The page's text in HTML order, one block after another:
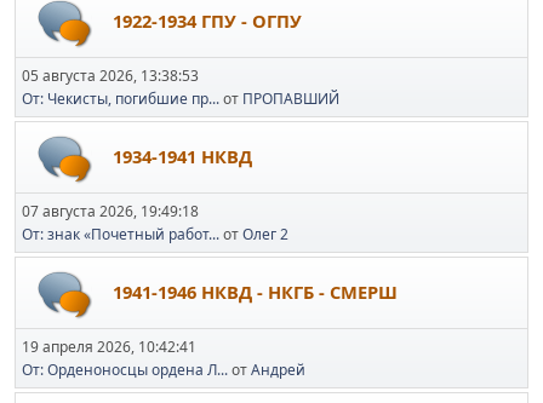
1922-1934 ГПУ - ОГПУ
05 августа 2026, 13:38:53
От: Чекисты, погибшие пр...от ПРОПАВШИЙ
1934-1941 НКВД
07 августа 2026, 19:49:18
От: знак «Почетный работ...отОлег 2
1941-1946 НКВД - НКГБ - СМЕРШ
19 апреля 2026, 10:42:41
От: Орденоносцы ордена Л...отАндрей